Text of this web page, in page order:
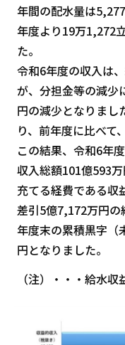
年間の配水量は
年度より19万1,272
た。
令和6年度の収入は
が、分担金等の減少
円の減少となりまし
り、前年度に比べて
この結果、令和6年
収入総額101億593
充てる経費である収
差引5億7,172万円
年度末の累積黒字（
円となりました。
（注）・・・給水